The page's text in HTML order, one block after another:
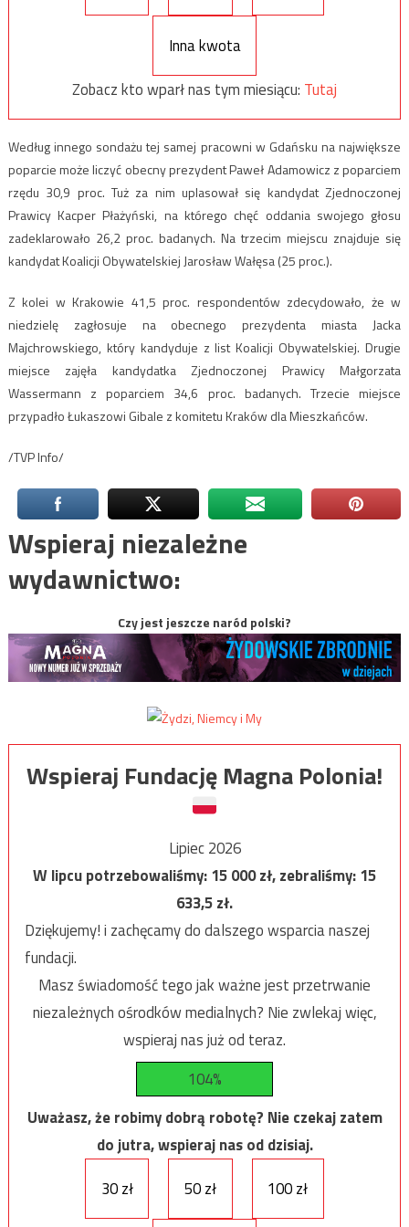
Inna kwota
Zobacz kto wparł nas tym miesiącu: Tutaj
Według innego sondażu tej samej pracowni w Gdańsku na największe
poparcie może liczyć obecny prezydent Paweł Adamowicz z poparciem
rzędu 30,9 proc. Tuż za nim uplasował się kandydat Zjednoczonej
Prawicy Kacper Płażyński, na którego chęć oddania swojego głosu
zadeklarowało 26,2 proc. badanych. Na trzecim miejscu znajduje się
kandydat Koalicji Obywatelskiej Jarosław Wałęsa (25 proc.).
Z kolei w Krakowie 41,5 proc. respondentów zdecydowało, że w
niedzielę zagłosuje na obecnego prezydenta miasta Jacka
Majchrowskiego, który kandyduje z list Koalicji Obywatelskiej. Drugie
miejsce zajęła kandydatka Zjednoczonej Prawicy Małgorzata
Wassermann z poparciem 34,6 proc. badanych. Trzecie miejsce
przypadło Łukaszowi Gibale z komitetu Kraków dla Mieszkańców.
/TVP Info/
Wspieraj niezależne
wydawnictwo:
Czy jest jeszcze naród polski?
Wspieraj Fundację Magna Polonia!
Lipiec 2026
W lipcu potrzebowaliśmy:15 000zł, zebraliśmy:15
633,5zł.
Dziękujemy! i zachęcamy do dalszego wsparcia naszej
fundacji.
Masz świadomość tego jak ważne jest przetrwanie
niezależnych ośrodków medialnych? Nie zwlekaj więc,
wspieraj nas już od teraz.
104%
Uważasz, że robimy dobrą robotę? Nie czekaj zatem
do jutra, wspieraj nas od dzisiaj.
30 zł
50 zł 100 zł